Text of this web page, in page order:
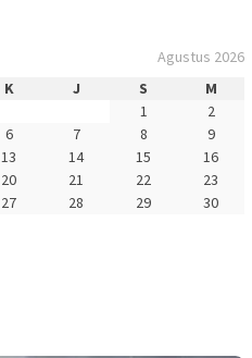
Agustus 2026
K J S
M
1
2
6 7 8
9
13 14 15
16
20 21 22
23
27 28 29
30